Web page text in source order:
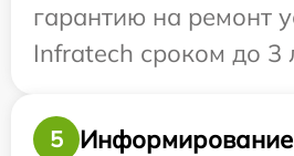
гарантию на ремонт
Infratech сроком до 3
5
Информирование